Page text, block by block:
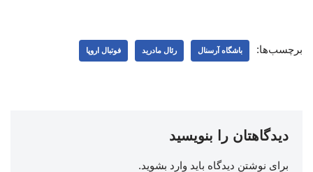
برچسب‌ها: باشگاه آرسنال رئال مادرید فوتبال اروپا
دیدگاهتان را بنویسید
برای نوشتن دیدگاه باید وارد بشوید.